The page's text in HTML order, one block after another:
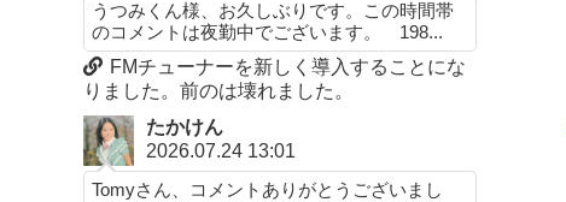
うつみくん様、お久しぶりです。この時間帯
のコメントは夜勤中でございます。 198...
FMチューナーを新しく導入することにな
りました。前のは壊れました。
たかけん
2026.07.24 13:01
Tomyさん、コメントありがとうございまし